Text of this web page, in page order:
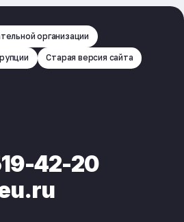
организации
Старая версия сайта
42-20